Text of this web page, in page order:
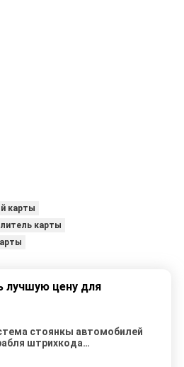
карты
карты
лучшую цену для
стоянкы автомобилей
штрихкода